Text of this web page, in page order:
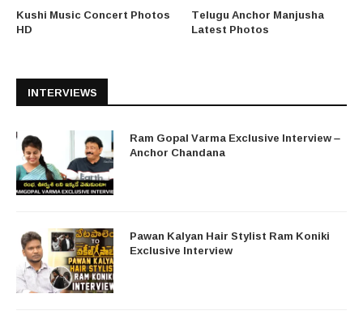
Kushi Music Concert Photos
HD
Telugu Anchor Manjusha
Latest Photos
INTERVIEWS
Ram Gopal Varma Exclusive Interview –
Anchor Chandana
Pawan Kalyan Hair Stylist Ram Koniki
Exclusive Interview